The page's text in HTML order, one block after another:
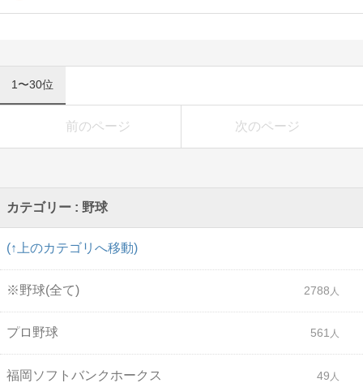
1〜30位
前のページ 次のページ
カテゴリー : 野球
(↑上のカテゴリへ移動)
※野球(全て) 2788
プロ野球 561
福岡ソフトバンクホークス 49